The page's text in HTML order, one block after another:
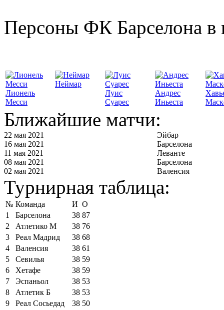
Персоны ФК Барселона в
Лионель
Месси
Неймар
Луис
Суарес
Андрес
Иньеста
Ближайшие матчи:
22 мая 2021
Эйбар
16 мая 2021
Барселона
11 мая 2021
Леванте
08 мая 2021
Барселона
02 мая 2021
Валенсия
Турнирная таблица:
№ Команда И О
1
Барселона 38 87
2
Атлетико М 38 76
3
Реал Мадрид 38 68
4
Валенсия 38 61
5
Севилья 38 59
6
Хетафе 38 59
7
Эспаньол 38 53
8
Атлетик Б 38 53
9
Реал Сосьедад 38 50